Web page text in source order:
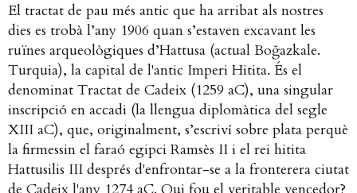
El tractat de pau més antic que ha arribat als nostres
dies es trobà l’any 1906 quan s’estaven excavant les
ruïnes arqueològiques d’Hattusa (actual Boğazkale.
Turquia), la capital de l'antic Imperi Hitita. És el
denominat Tractat de Cadeix (1259 aC), una singular
inscripció en accadi (la llengua diplomàtica del segle
XIII aC), que, originalment, s’escriví sobre plata perquè
la firmessin el faraó egipci Ramsès II i el rei hitita
Hattusilis III després d'enfrontar-se a la fronterera ciutat